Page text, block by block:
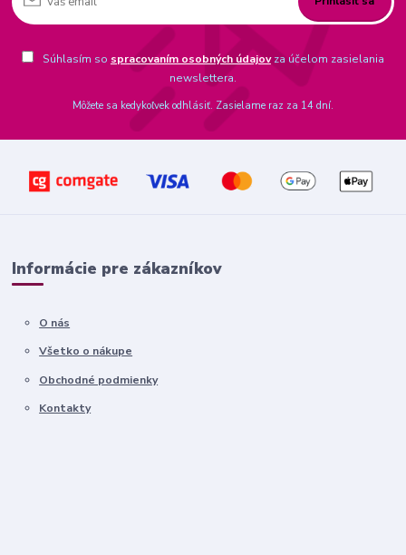
Súhlasím so spracovaním osobných údajovza účelom zasielania
newslettera.
Môžete sa kedykoľvek odhlásiť. Zasielame raz za 14 dní.
Informácie pre zákazníkov
O nás
Všetko o nákupe
Obchodné podmienky
Kontakty